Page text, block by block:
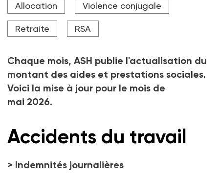
Allocation Violence conjugale
Retraite RSA
Chaque mois, ASH publie l'actualisation du
montant des aides et prestations sociales.
Voici la mise à jour pour le mois de
mai 2026.
Accidents du travail
> Indemnités journalières